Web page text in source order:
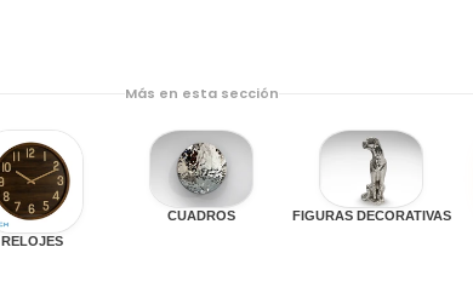
Más en esta sección
RELOJES
CUADROS FIGURAS DECORATIVAS